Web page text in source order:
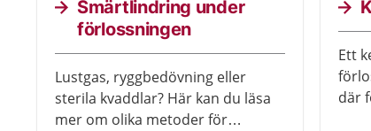
Smärtlindring under
förlossningen
Lustgas, ryggbedövning eller
sterila kvaddlar? Här kan du läsa
mer om olika metoder för
Ett
där